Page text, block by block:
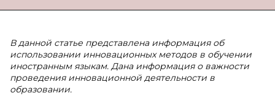
В данной статье представлена информация об
использовании инновационных методов в обучении
иностранным языкам. Дана информация о важности
проведения инновационной деятельности в
образовании.